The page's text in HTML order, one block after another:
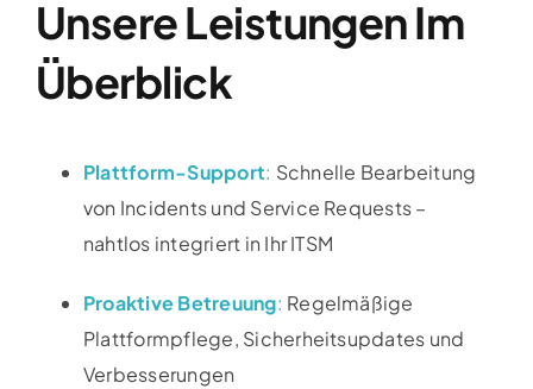
Unsere Leistungen Im
Überblick
Plattform-Support: Schnelle Bearbeitung
von Incidents und Service Requests –
nahtlos integriert in Ihr ITSM
Proaktive Betreuung: Regelmäßige
Plattformpflege, Sicherheitsupdates und
Verbesserungen